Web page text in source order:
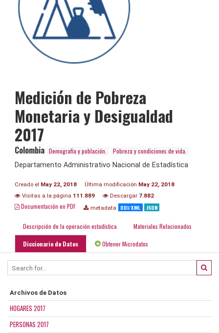
Medición de Pobreza
Monetaria y Desigualdad
2017
Colombia Demografía y población.
Pobreza y condiciones de vida.
Departamento Administrativo Nacional de Estadística
Creado el May 22, 2018 Última modificación May 22, 2018
Visitas a la página 111.889 Descargar 7.882
Documentación en PDF metadata DDI/XML JSON
Descripción de la operación estadística Materiales Relacionados
Diccionario de Datos Obtener Microdatos
Archivos de Datos
HOGARES 2017
PERSONAS 2017